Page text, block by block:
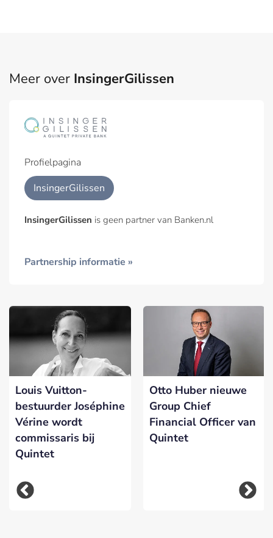
Meer over InsingerGilissen
Profielpagina
InsingerGilissen
InsingerGilissen is geen partner van Banken.nl
Partnership informatie »
Louis Vuitton-
bestuurder Joséphine
Vérine wordt
commissaris bij
Quintet
Otto Huber nieuwe
Group Chief
Financial Officer van
Quintet